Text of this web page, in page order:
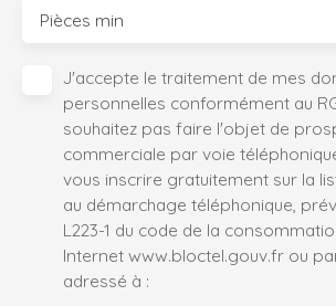
Pièces min
J'accepte le traitement de mes
personnelles conformément au
souhaitez pas faire l'objet de
commerciale par voie
vous inscrire gratuitement sur la
au démarchage téléphonique,
L223-1 du code de la
Internet www.bloctel.gouv.fr ou
adressé à :